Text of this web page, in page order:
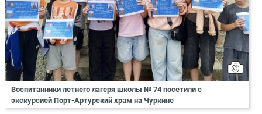
Воспитанники летнего лагеря школы № 74 посетили с
экскурсией Порт-Артурский храм на Чуркине